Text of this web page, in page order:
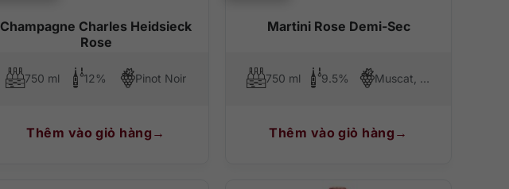
Champagne Charles Heidsieck
Rose
750 ml 12% Pinot Noir
Thêm vào giỏ hàng
Martini Rose Demi-Sec
750 ml 9.5% Muscat, Ancellotta
Thêm vào giỏ hàng